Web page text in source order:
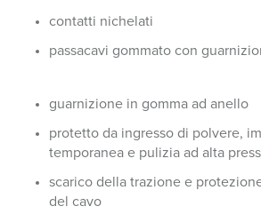
contatti nichelati
passacavi gommato con
guarnizione in gomma ad anello
protetto da ingresso di polvere,
temporanea e pulizia ad alta
scarico della trazione e
del cavo